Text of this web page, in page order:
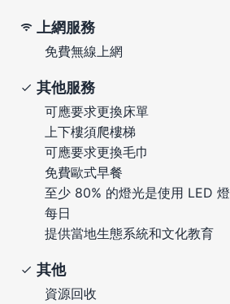
上網服務
免費無線上網
其他服務
可應要求更換床單
上下樓須爬樓梯
可應要求更換毛巾
免費歐式早餐
至少 80% 的燈光是使用 LED 燈
每日
提供當地生態系統和文化教育
其他
資源回收